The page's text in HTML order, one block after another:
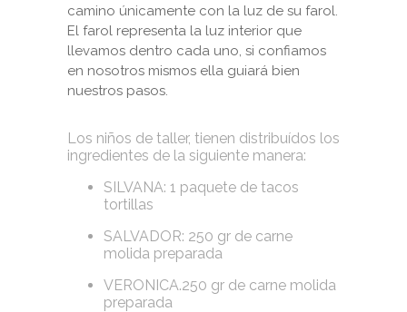
camino únicamente con la luz de su farol.
El farol representa la luz interior que
llevamos dentro cada uno, si confiamos
en nosotros mismos ella guiará bien
nuestros pasos.
Los niños de taller, tienen distribuídos los
ingredientes de la siguiente manera:
SILVANA: 1 paquete de tacos
tortillas
SALVADOR: 250 gr de carne
molida preparada
VERONICA.250 gr de carne molida
preparada